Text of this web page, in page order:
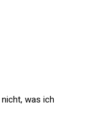
was ich